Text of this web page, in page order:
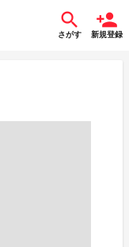
さがす 新規登録